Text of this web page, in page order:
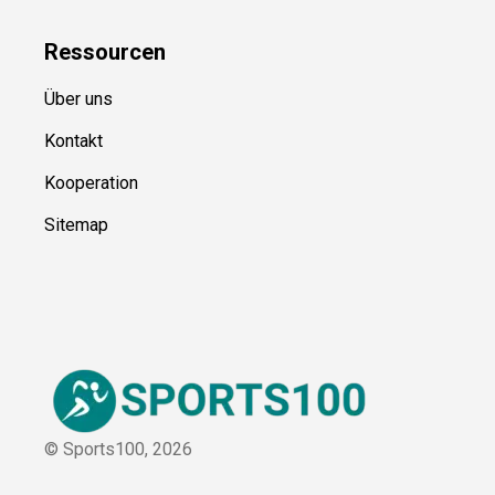
Ressourcen
Über uns
Kontakt
Kooperation
Sitemap
© Sports100, 2026